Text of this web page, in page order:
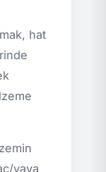
hat
yaya